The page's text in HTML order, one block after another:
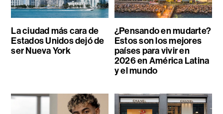
La ciudad más cara de
Estados Unidos dejó de
ser Nueva York
¿Pensando en mudarte?
Estos son los mejores
países para vivir en
2026 en América Latina
y el mundo